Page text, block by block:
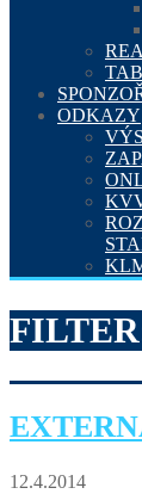
ODKAZY
12.4.2014